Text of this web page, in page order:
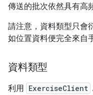
傳送的批次依然具有高
請注意，資料類型只會
如位置資料便完全來自
資料類型
利用 ExerciseClient